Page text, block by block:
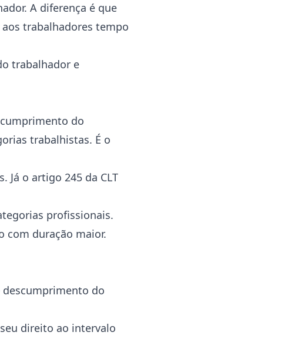
A diferença é que
trabalhadores tempo
trabalhador e
do
trabalhistas. É o
Já o artigo 245 da CLT
profissionais.
duração maior.
descumprimento do
direito ao intervalo